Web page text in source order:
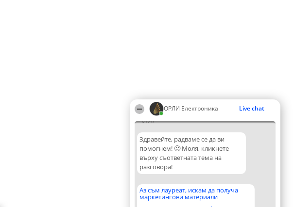
ОРЛИ Електроника Live chat
01:47
Здравейте, радваме се да ви
помогнем! 🙂 Моля, кликнете
върху съответната тема на
разговора!
Аз съм лауреат, искам да получа
маркетингови материали